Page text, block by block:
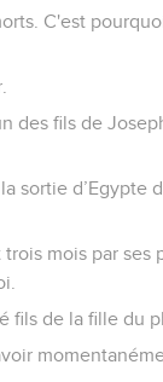
C'est
des fils de
sortie d’Egypte
mois par ses
fils de la fille du